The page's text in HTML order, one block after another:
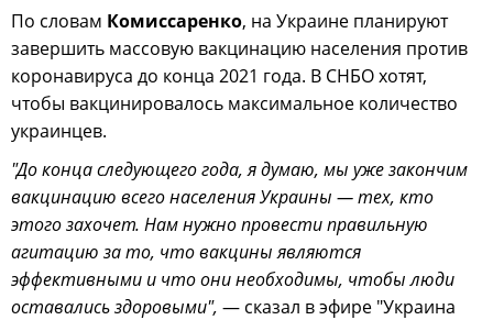
По словам Комиссаренко, на Украине планируют
завершить массовую вакцинацию населения против
коронавируса до конца 2021 года. В СНБО хотят,
чтобы вакцинировалось максимальное количество
украинцев.
"До конца следующего года, я думаю, мы уже закончим
вакцинацию всего населения Украины — тех, кто
этого захочет. Нам нужно провести правильную
агитацию за то, что вакцины являются
эффективными и что они необходимы, чтобы люди
оставались здоровыми", — сказал в эфире "Украина